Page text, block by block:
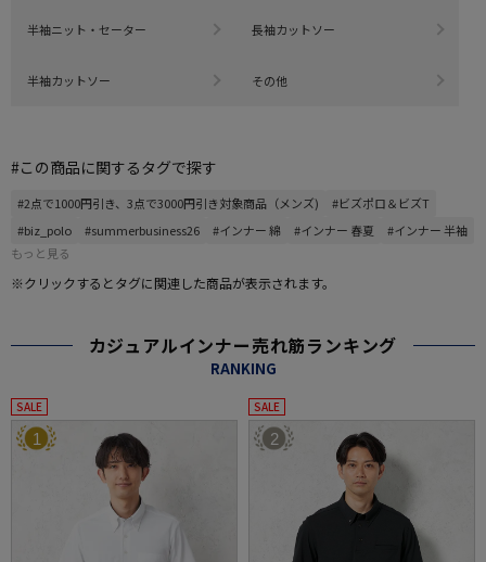
半袖ニット・セーター 長袖カットソー
半袖カットソー その他
#この商品に関するタグで探す
#2点で1000円引き、3点で3000円引き対象商品（メンズ)
#ビズポロ＆ビズT
#biz_polo
#summerbusiness26 #インナー 綿 #インナー 春夏
#インナー 半袖
もっと見る
※クリックするとタグに関連した商品が表示されます。
カジュアルインナー売れ筋ランキング
RANKING
SALE
1
SALE
2